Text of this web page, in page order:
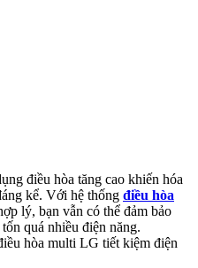
điều hòa tăng cao khiến hóa
kể. Với hệ thống điều hòa
lý, bạn vẫn có thể đảm bảo
quá nhiều điện năng.
hòa multi LG tiết kiệm điện